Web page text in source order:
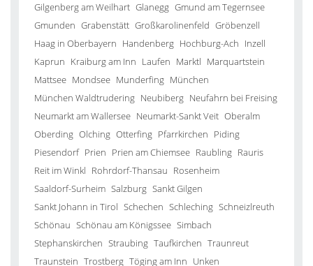
Gilgenberg am Weilhart Glanegg Gmund am Tegernsee
Gmunden Grabenstätt Großkarolinenfeld Gröbenzell
Haag in Oberbayern Handenberg Hochburg-Ach Inzell
Kaprun Kraiburg am Inn Laufen Marktl Marquartstein
Mattsee Mondsee Munderfing München
München Waldtrudering Neubiberg Neufahrn bei Freising
Neumarkt am Wallersee Neumarkt-Sankt Veit Oberalm
Oberding Olching Otterfing Pfarrkirchen Piding
Piesendorf Prien Prien am Chiemsee Raubling Rauris
Reit im Winkl Rohrdorf-Thansau Rosenheim
Saaldorf-Surheim Salzburg Sankt Gilgen
Sankt Johann in Tirol Schechen Schleching Schneizlreuth
Schönau Schönau am Königssee Simbach
Stephanskirchen Straubing Taufkirchen Traunreut
Traunstein Trostberg Töging am Inn Unken